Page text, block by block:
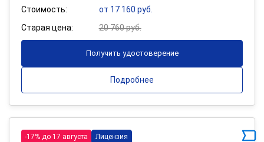
Стоимость:
от 17 160 руб.
Старая цена:
20 760 руб.
Получить удостоверение
Подробнее
-17% до 17 августа Лицензия